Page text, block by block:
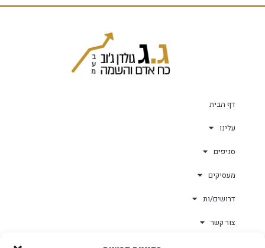
דף הבית
עלינו
סניפים
מעסיקים
דרושים/ות
צור קשר